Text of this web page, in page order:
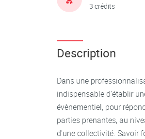
3 crédits
Description
Dans une
indispensable d'établir
évènementiel, pour
parties prenantes, au
d'une collectivité. Savoir